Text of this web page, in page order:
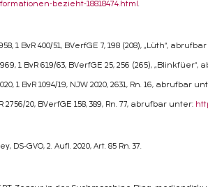
bezieht-18818474.html.
1 BvR 400/51, BVerfGE 7, 198 (208), „Lüth“,
1 BvR 619/63, BVerfGE 25, 256 (265),
1 BvR 1094/19, NJW 2020, 2631, Rn. 16, abrufbar
2756/20, BVerfGE 158, 389, Rn. 77, abrufbar unter:
DS-GVO, 2. Aufl. 2020, Art. 85 Rn. 37.